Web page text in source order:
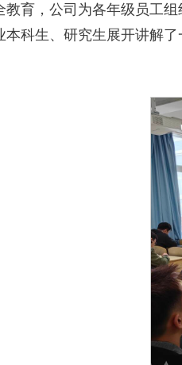
教育，公司为各年级员工
科生、研究生展开讲解